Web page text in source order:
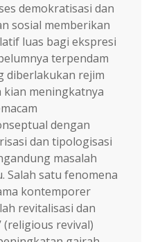
demokratisasi dan
sosial memberikan
luas bagi ekspresi
terpendam
diberlakukan rejim
kian meningkatnya
dengan
dan tipologisasi
masalah
Salah satu fenomena
kontemporer
revitalisasi dan
(religious revival)